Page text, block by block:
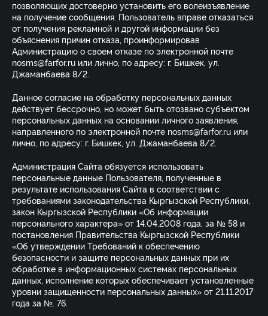
позволяющих достоверно установить его волеизъявление
на получение сообщения. Пользователь вправе отказаться
от получения рекламной и другой информации без
объяснения причин отказа, проинформировав
Администрацию о своем отказе по электронной почте
nosms@farfor.ru или лично, по адресу: г. Бишкек, ул.
Джаманбаева 8/2.
Данное согласие на обработку персональных данных
действует бессрочно, но может быть отозвано субъектом
персональных данных на основании личного заявления,
направленного по электронной почте nosms@farfor.ru или
лично, по адресу: г. Бишкек, ул. Джаманбаева 8/2.
Администрация Сайта обязуется использовать
персональные данные Пользователя, полученные в
результате использования Сайта в соответствии с
требованиями законодательства Кыргызской Республики,
закон Кыргызской Республики «Об информации
персонального характера» от 14.04.2008 года, за № 58 и
постановления Правительства Кыргызской Республики
«Об утверждении Требований к обеспечению
безопасности и защите персональных данных при их
обработке в информационных системах персональных
данных, исполнение которых обеспечивает установленные
уровни защищенности персональных данных» от 21.11.2017
года за №. 76.